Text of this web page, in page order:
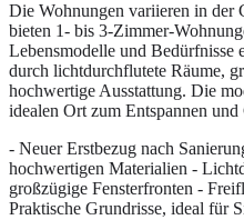
Die Wohnungen variieren in der
bieten 1- bis 3-Zimmer-
Lebensmodelle und Bedürfnisse
durch lichtdurchflutete Räume,
hochwertige Ausstattung. Die
idealen Ort zum Entspannen und
- Neuer Erstbezug nach
hochwertigen Materialien -
großzügige Fensterfronten -
Praktische Grundrisse, ideal für